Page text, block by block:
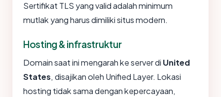
Sertifikat TLS yang valid adalah minimum
mutlak yang harus dimiliki situs modern.
Hosting & infrastruktur
Domain saat ini mengarah ke server di United
States, disajikan oleh Unified Layer. Lokasi
hosting tidak sama dengan kepercayaan,